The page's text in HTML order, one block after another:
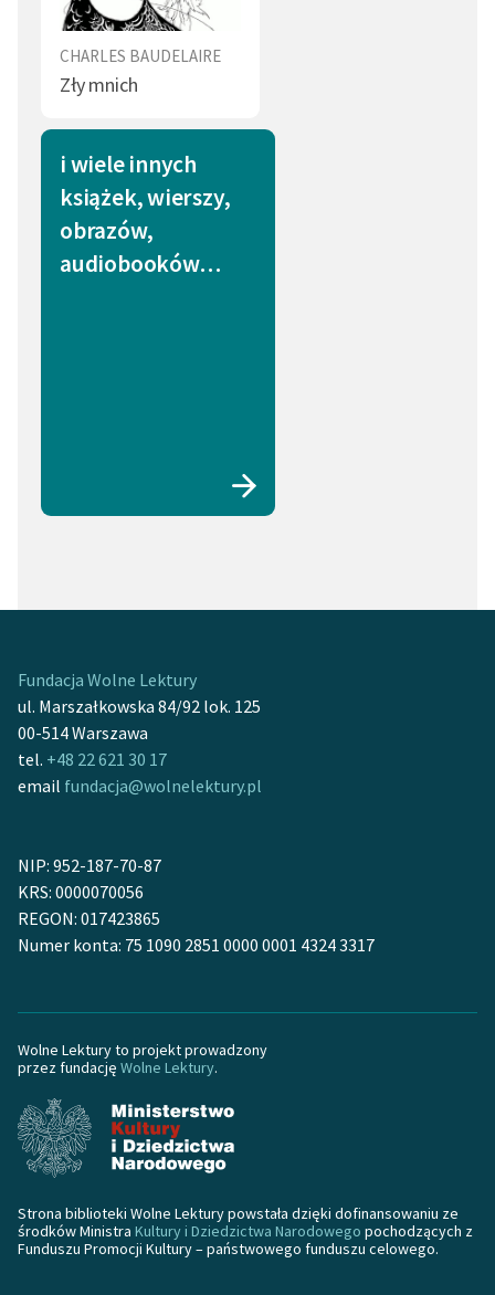
CHARLES BAUDELAIRE
Zły mnich
i wiele innych
książek, wierszy,
obrazów,
audiobooków…
Fundacja Wolne Lektury
ul. Marszałkowska 84/92 lok. 125
00-514 Warszawa
tel. +48 22 621 30 17
email fundacja@wolnelektury.pl
NIP: 952-187-70-87
KRS: 0000070056
REGON: 017423865
Numer konta: 75 1090 2851 0000 0001 4324 3317
Wolne Lektury to projekt prowadzony
przez fundację Wolne Lektury.
Strona biblioteki Wolne Lektury powstała dzięki dofinansowaniu ze
środków Ministra Kultury i Dziedzictwa Narodowego pochodzących z
Funduszu Promocji Kultury – państwowego funduszu celowego.